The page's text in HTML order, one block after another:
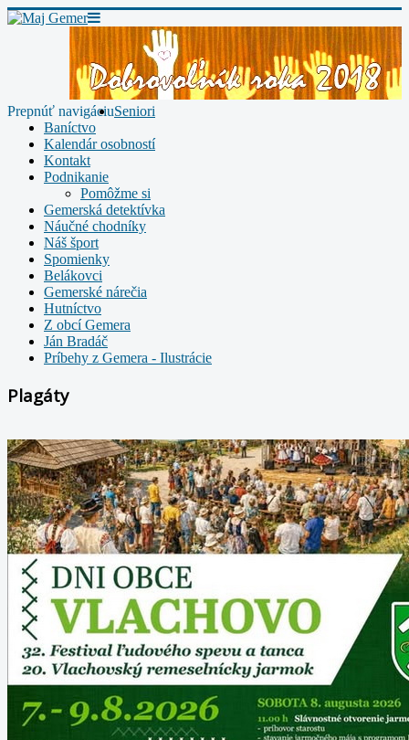
Prepnúť navigáciuSeniori
Baníctvo
Kalendár osobností
Kontakt
Podnikanie
Pomôžme si
Gemerská detektívka
Náučné chodníky
Náš šport
Spomienky
Belákovci
Gemerské nárečia
Hutníctvo
Z obcí Gemera
Ján Bradáč
Príbehy z Gemera - Ilustrácie
Plagáty